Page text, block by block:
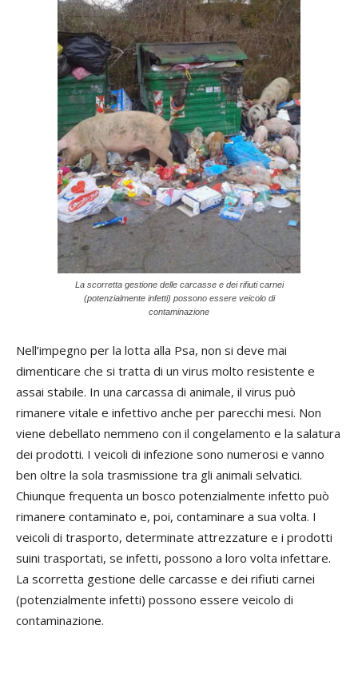
La scorretta gestione delle carcasse e dei rifiuti carnei
(potenzialmente infetti) possono essere veicolo di
contaminazione
Nell’impegno per la lotta alla Psa, non si deve mai
dimenticare che si tratta di un virus molto resistente e
assai stabile. In una carcassa di animale, il virus può
rimanere vitale e infettivo anche per parecchi mesi. Non
viene debellato nemmeno con il congelamento e la salatura
dei prodotti. I veicoli di infezione sono numerosi e vanno
ben oltre la sola trasmissione tra gli animali selvatici.
Chiunque frequenta un bosco potenzialmente infetto può
rimanere contaminato e, poi, contaminare a sua volta. I
veicoli di trasporto, determinate attrezzature e i prodotti
suini trasportati, se infetti, possono a loro volta infettare.
La scorretta gestione delle carcasse e dei rifiuti carnei
(potenzialmente infetti) possono essere veicolo di
contaminazione.